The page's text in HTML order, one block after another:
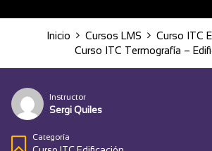
Inicio Cursos LMS
Curso ITC
Curso ITC Termografía –
Instructor
Sergi Quiles
Categoría